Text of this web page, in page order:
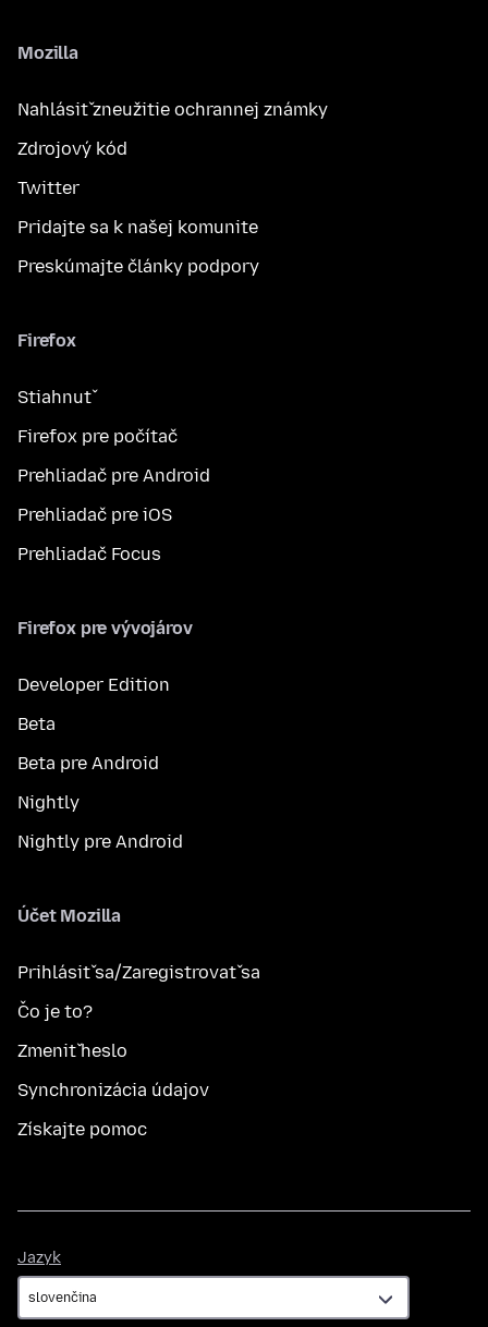
Mozilla
Nahlásiť zneužitie ochrannej známky
Zdrojový kód
Twitter
Pridajte sa k našej komunite
Preskúmajte články podpory
Firefox
Stiahnuť
Firefox pre počítač
Prehliadač pre Android
Prehliadač pre iOS
Prehliadač Focus
Firefox pre vývojárov
Developer Edition
Beta
Beta pre Android
Nightly
Nightly pre Android
Účet Mozilla
Prihlásiť sa/Zaregistrovať sa
Čo je to?
Zmeniť heslo
Synchronizácia údajov
Získajte pomoc
Jazyk